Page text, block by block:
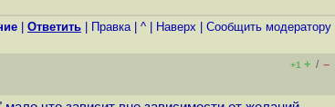
Ответить Правка| ^ Наверх Cообщить модератору
+1 + / –